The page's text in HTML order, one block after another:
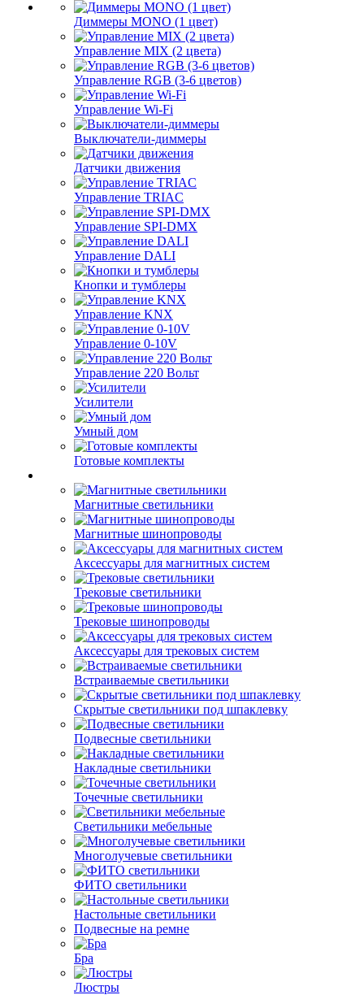
Диммеры MONO (1 цвет)
Управление MIX (2 цвета)
Управление RGB (3-6 цветов)
Управление Wi-Fi
Выключатели-диммеры
Датчики движения
Управление TRIAC
Управление SPI-DMX
Управление DALI
Кнопки и тумблеры
Управление KNX
Управление 0-10V
Управление 220 Вольт
Усилители
Умный дом
Готовые комплекты
Магнитные светильники
Магнитные шинопроводы
Аксессуары для магнитных систем
Трековые светильники
Трековые шинопроводы
Аксессуары для трековых систем
Встраиваемые светильники
Скрытые светильники под шпаклевку
Подвесные светильники
Накладные светильники
Точечные светильники
Светильники мебельные
Многолучевые светильники
ФИТО светильники
Настольные светильники
Подвесные на ремне
Бра
Люстры